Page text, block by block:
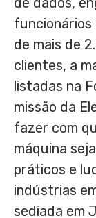
funcionários
de mais de
clientes, a
listadas na
missão da
fazer com
máquina
práticos e
indústrias
sediada em